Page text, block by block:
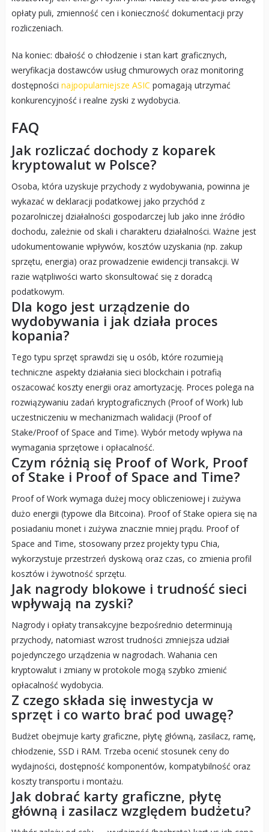
opłaty puli, zmienność cen i konieczność dokumentacji przy
rozliczeniach.
Na koniec: dbałość o chłodzenie i stan kart graficznych,
weryfikacja dostawców usług chmurowych oraz monitoring
dostępności najpopularniejsze ASIC pomagają utrzymać
konkurencyjność i realne zyski z wydobycia.
FAQ
Jak rozliczać dochody z koparek
kryptowalut w Polsce?
Osoba, która uzyskuje przychody z wydobywania, powinna je
wykazać w deklaracji podatkowej jako przychód z
pozarolniczej działalności gospodarczej lub jako inne źródło
dochodu, zależnie od skali i charakteru działalności. Ważne jest
udokumentowanie wpływów, kosztów uzyskania (np. zakup
sprzętu, energia) oraz prowadzenie ewidencji transakcji. W
razie wątpliwości warto skonsultować się z doradcą
podatkowym.
Dla kogo jest urządzenie do
wydobywania i jak działa proces
kopania?
Tego typu sprzęt sprawdzi się u osób, które rozumieją
techniczne aspekty działania sieci blockchain i potrafią
oszacować koszty energii oraz amortyzację. Proces polega na
rozwiązywaniu zadań kryptograficznych (Proof of Work) lub
uczestniczeniu w mechanizmach walidacji (Proof of
Stake/Proof of Space and Time). Wybór metody wpływa na
wymagania sprzętowe i opłacalność.
Czym różnią się Proof of Work, Proof
of Stake i Proof of Space and Time?
Proof of Work wymaga dużej mocy obliczeniowej i zużywa
dużo energii (typowe dla Bitcoina). Proof of Stake opiera się na
posiadaniu monet i zużywa znacznie mniej prądu. Proof of
Space and Time, stosowany przez projekty typu Chia,
wykorzystuje przestrzeń dyskową oraz czas, co zmienia profil
kosztów i żywotność sprzętu.
Jak nagrody blokowe i trudność sieci
wpływają na zyski?
Nagrody i opłaty transakcyjne bezpośrednio determinują
przychody, natomiast wzrost trudności zmniejsza udział
pojedynczego urządzenia w nagrodach. Wahania cen
kryptowalut i zmiany w protokole mogą szybko zmienić
opłacalność wydobycia.
Z czego składa się inwestycja w
sprzęt i co warto brać pod uwagę?
Budżet obejmuje karty graficzne, płytę główną, zasilacz, ramę,
chłodzenie, SSD i RAM. Trzeba ocenić stosunek ceny do
wydajności, dostępność komponentów, kompatybilność oraz
koszty transportu i montażu.
Jak dobrać karty graficzne, płytę
główną i zasilacz względem budżetu?